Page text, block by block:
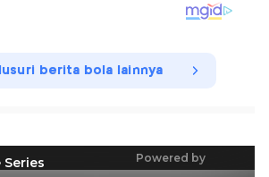
berita bola lainnya